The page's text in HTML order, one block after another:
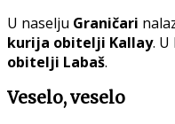
U naselju Graničari
kurija obitelji Kallay. U
obitelji Labaš.
Veselo, veselo